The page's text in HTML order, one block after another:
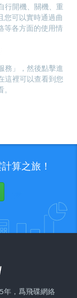
行開機、關機、重
您可以實時通過曲
等各方面的使用情
務」，然後點擊進
這裡可以查看到您
算之旅！
年，爲飛碟網絡